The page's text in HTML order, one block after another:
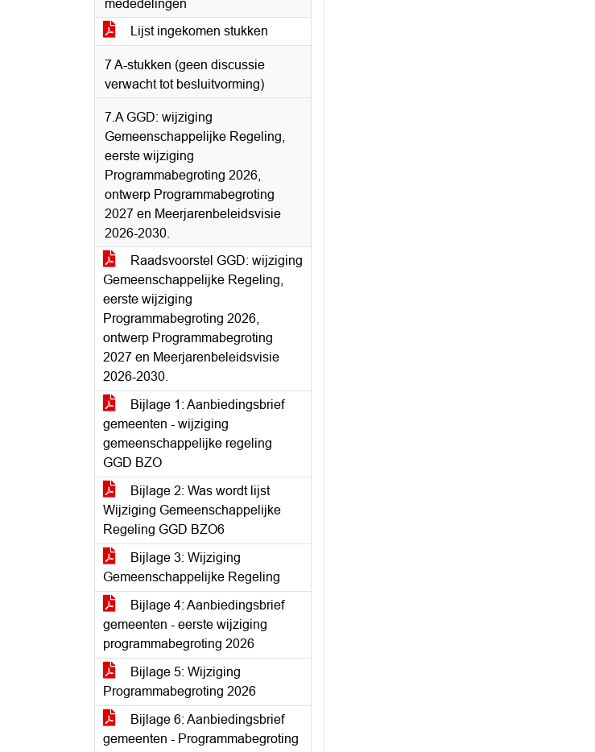
mededelingen
Lijst ingekomen stukken
7 A-stukken (geen discussie
verwacht tot besluitvorming)
7.A GGD: wijziging
Gemeenschappelijke Regeling,
eerste wijziging
Programmabegroting 2026,
ontwerp Programmabegroting
2027 en Meerjarenbeleidsvisie
2026-2030.
Raadsvoorstel GGD: wijziging
Gemeenschappelijke Regeling,
eerste wijziging
Programmabegroting 2026,
ontwerp Programmabegroting
2027 en Meerjarenbeleidsvisie
2026-2030.
Bijlage 1: Aanbiedingsbrief
gemeenten - wijziging
gemeenschappelijke regeling
GGD BZO
Bijlage 2: Was wordt lijst
Wijziging Gemeenschappelijke
Regeling GGD BZO6
Bijlage 3: Wijziging
Gemeenschappelijke Regeling
Bijlage 4: Aanbiedingsbrief
gemeenten - eerste wijziging
programmabegroting 2026
Bijlage 5: Wijziging
Programmabegroting 2026
Bijlage 6: Aanbiedingsbrief
gemeenten - Programmabegroting